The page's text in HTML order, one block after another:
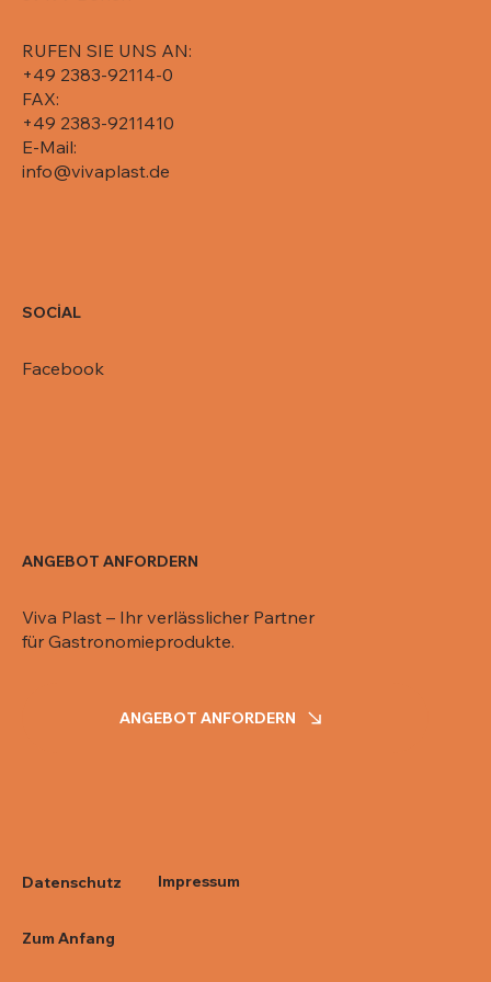
RUFEN SIE UNS AN:
+49 2383-92114-0
FAX:
+49 2383-9211410
E-Mail:
info@vivaplast.de
SOCİAL
Facebook
ANGEBOT ANFORDERN
Viva Plast – Ihr verlässlicher Partner
für Gastronomieprodukte.
ANGEBOT ANFORDERN
Datenschutz
Zum Anfang
Impressum